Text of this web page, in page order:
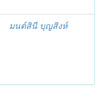
มนต์สินี บุญสิงห์